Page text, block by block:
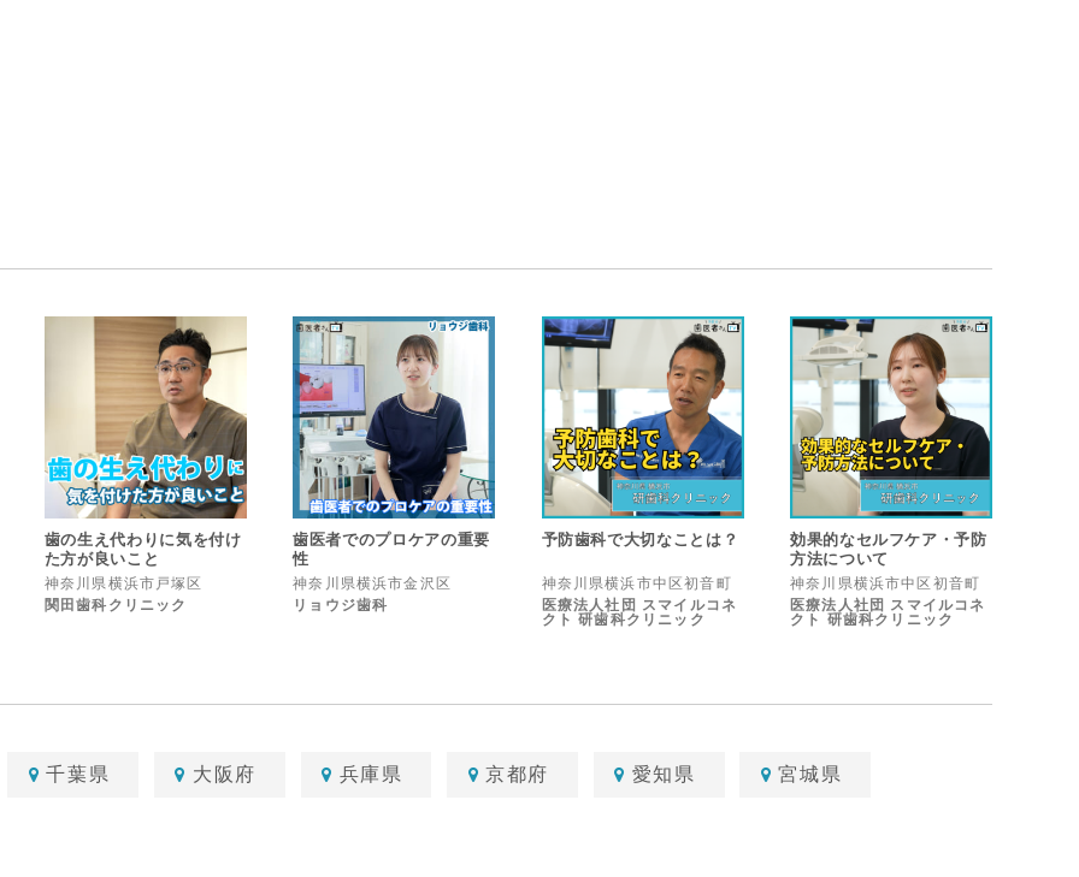
歯の生え代わりに気を付け
た方が良いこと
神奈川県横浜市戸塚区
関田歯科クリニック
歯医者でのプロケアの重要
性
神奈川県横浜市金沢区
リョウジ歯科
予防歯科で大切なことは？
神奈川県横浜市中区初音町
医療法人社団 スマイルコネ
クト 研歯科クリニック
効果的なセルフケア・予防
方法について
神奈川県横浜市中区初音町
医療法人社団 スマイルコネ
クト 研歯科クリニック
千葉県 大阪府 兵庫県 京都府 愛知県 宮城県